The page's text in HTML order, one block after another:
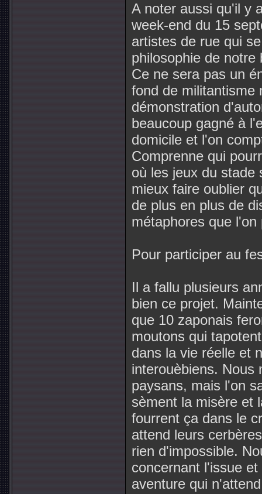
A noter aussi qu'il y
week-end du 15
artistes de rue qui
philosophie de
Ce ne sera pas un
fond de militantisme
démonstration
beaucoup gagné à
domicile et l'on
Comprenne qui
où les jeux du stade
mieux faire oublier
de plus en plus de
métaphores que l'on
Pour participer au
Il a fallu plusieurs
bien ce projet.
que 10 zaponais
moutons qui
dans la vie réelle et
interouèbiens. Nous
paysans, mais l'on
sèment la misère et
fourrent ça dans le
attend leurs
rien d'impossible.
concernant l'issue
aventure qui